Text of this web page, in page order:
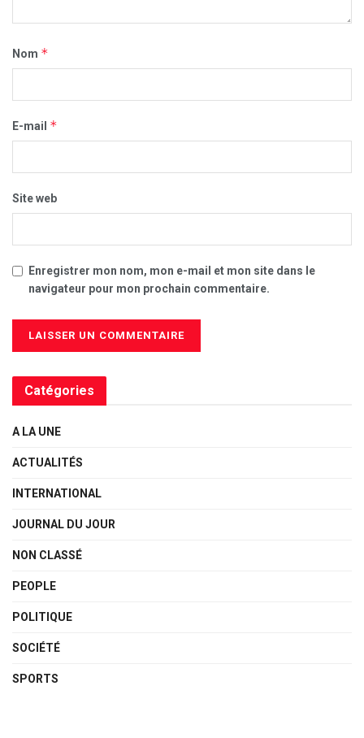
Nom *
E-mail *
Site web
Enregistrer mon nom, mon e-mail et mon site dans le
navigateur pour mon prochain commentaire.
Catégories
A LA UNE
ACTUALITÉS
INTERNATIONAL
JOURNAL DU JOUR
NON CLASSÉ
PEOPLE
POLITIQUE
SOCIÉTÉ
SPORTS